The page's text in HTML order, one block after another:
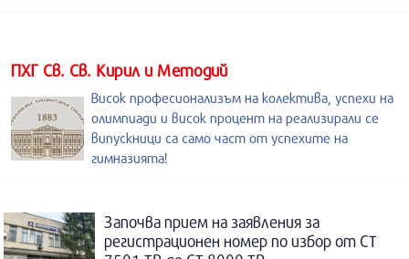
ПХГ Св. Св. Кирил и Методий
Висок професионализъм на колектива, успехи на
олимпиади и висок процент на реализирали се
випускници са само част от успехите на
гимназията!
Започва прием на заявления за
регистрационен номер по избор от СТ